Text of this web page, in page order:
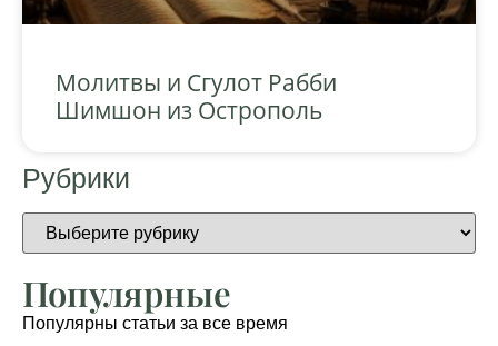
Молитвы и Сгулот Рабби
Шимшон из Острополь
Рубрики
Популярные
Популярны статьи за все время